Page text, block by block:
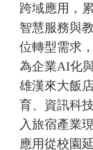
跨域應用，
智慧服務與
位轉型需求
為企業AI化
雄漢來大飯
育、資訊科
入旅宿產業
應用從校園